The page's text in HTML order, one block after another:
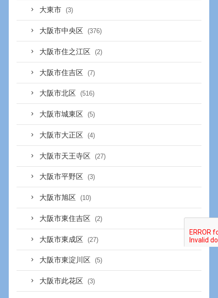
大東市 (3)
大阪市中央区 (376)
大阪市住之江区 (2)
大阪市住吉区 (7)
大阪市北区 (516)
大阪市城東区 (5)
大阪市大正区 (4)
大阪市天王寺区 (27)
大阪市平野区 (3)
大阪市旭区 (10)
大阪市東住吉区 (2)
大阪市東成区 (27)
大阪市東淀川区 (5)
大阪市此花区 (3)